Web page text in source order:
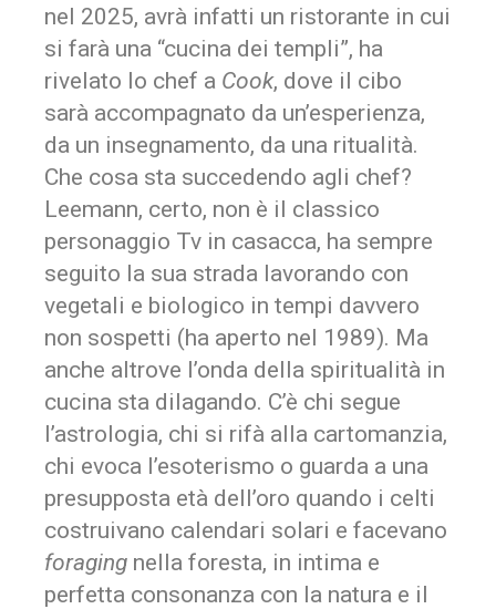
nel 2025, avrà infatti un ristorante in cui
si farà una “cucina dei templi”, ha
rivelato lo chef a Cook, dove il cibo
sarà accompagnato da un’esperienza,
da un insegnamento, da una ritualità.
Che cosa sta succedendo agli chef?
Leemann, certo, non è il classico
personaggio Tv in casacca, ha sempre
seguito la sua strada lavorando con
vegetali e biologico in tempi davvero
non sospetti (ha aperto nel 1989). Ma
anche altrove l’onda della spiritualità in
cucina sta dilagando. C’è chi segue
l’astrologia, chi si rifà alla cartomanzia,
chi evoca l’esoterismo o guarda a una
presupposta età dell’oro quando i celti
costruivano calendari solari e facevano
foraging nella foresta, in intima e
perfetta consonanza con la natura e il